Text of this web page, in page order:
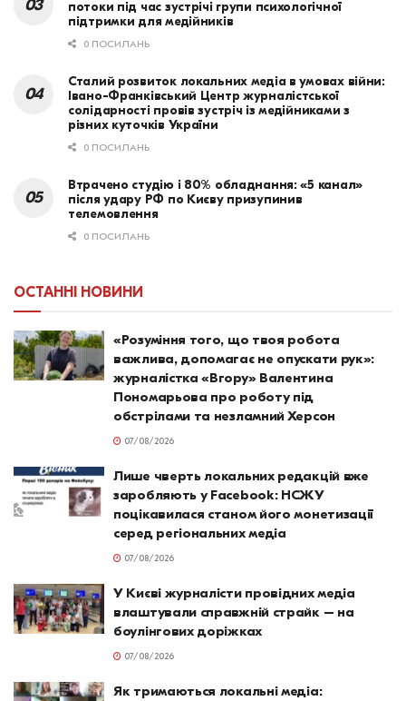
потоки під час зустрічі групи психологічної
підтримки для медійників
0 ПОСИЛАНЬ
Сталий розвиток локальних медіа в умовах війни:
Івано-Франківський Центр журналістської
солідарності провів зустріч із медійниками з
різних куточків України
0 ПОСИЛАНЬ
Втрачено студію і 80% обладнання: «5 канал»
після удару РФ по Києву призупинив
телемовлення
0 ПОСИЛАНЬ
ОСТАННІ НОВИНИ
«Розуміння того, що твоя робота
важлива, допомагає не опускати рук»:
журналістка «Вгору» Валентина
Пономарьова про роботу під
обстрілами та незламний Херсон
07/08/2026
Лише чверть локальних редакцій вже
заробляють у Facebook: НСЖУ
поцікавилася станом його монетизації
серед регіональних медіа
07/08/2026
У Києві журналісти провідних медіа
влаштували справжній страйк – на
боулінгових доріжках
07/08/2026
Як тримаються локальні медіа: